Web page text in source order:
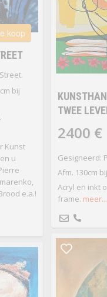
koop
bij
Kunst
u
e.a.!
TWEE
2400 €
Gesigneerd:
Afm. 130cm
Acryl en inkt
frame. meer...